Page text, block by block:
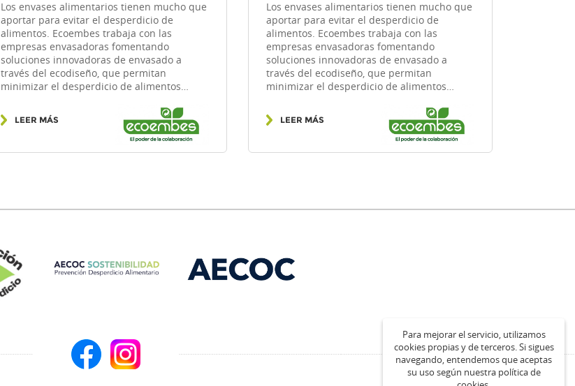
Los envases alimentarios tienen mucho que
aportar para evitar el desperdicio de
alimentos. Ecoembes trabaja con las
empresas envasadoras fomentando
soluciones innovadoras de envasado a
través del ecodiseño, que permitan
minimizar el desperdicio de alimentos…
LEER MÁS
Los envases alimentarios tienen mucho que
aportar para evitar el desperdicio de
alimentos. Ecoembes trabaja con las
empresas envasadoras fomentando
soluciones innovadoras de envasado a
través del ecodiseño, que permitan
minimizar el desperdicio de alimentos…
LEER MÁS
Para mejorar el servicio, utilizamos
cookies propias y de terceros. Si sigues
navegando, entendemos que aceptas
su uso según nuestra política de